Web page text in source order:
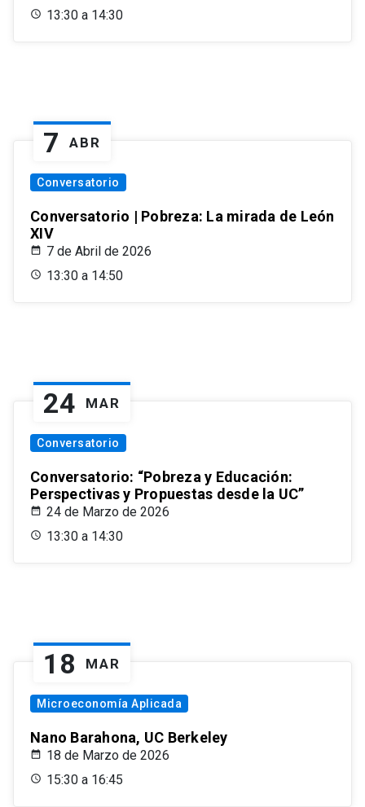
13:30 a 14:30
7 ABR
Conversatorio
Conversatorio | Pobreza: La mirada de León
XIV
7 de Abril de 2026
13:30 a 14:50
24 MAR
Conversatorio
Conversatorio: “Pobreza y Educación:
Perspectivas y Propuestas desde la UC”
24 de Marzo de 2026
13:30 a 14:30
18 MAR
Microeconomía Aplicada
Nano Barahona, UC Berkeley
18 de Marzo de 2026
15:30 a 16:45